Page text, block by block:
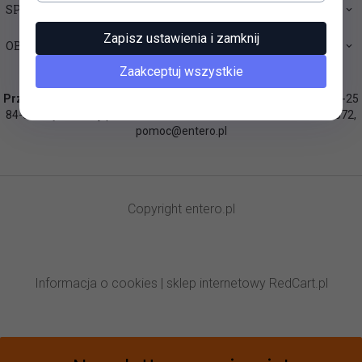
SPRAWDŹ JAK ...
OBSŁUGA KLIENTA
Przedsiębiorstwo „KASTA” Stanisław Wiśniewski
, plac Pokoju 23-25
84-300 Lębork, woj. pomorskie, NIP: 841-100-10-05, Tel.: 604 520 672,
pomoc@entero.pl
Copyright entero.pl
Informacja o cookies sklep internetowy RedCart.pl
Zapisz ustawienia i zamknij
Zaakceptuj wszystkie